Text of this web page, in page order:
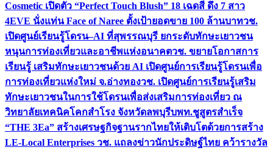
Cosmetic เปิดตัว “Perfect Touch Blush” 18 เฉดสี ดึง 7 สาว
4EVE นั่งแท่น Face of Naree ตั้งเป้ายอดขาย 100 ล้านบาทวช.
เปิดศูนย์เรียนรู้โดรน–AI ที่สุพรรณบุรี ยกระดับทักษะเยาวชน
หนุนการท่องเที่ยวและอาชีพแห่งอนาคตวช. ขยายโอกาสการ
เรียนรู้ เสริมทักษะเยาวชนด้วย AI เปิดศูนย์การเรียนรู้โดรนเพื่อ
การท่องเที่ยวแห่งใหม่ จ.อ่างทองวช. เปิดศูนย์การเรียนรู้เสริม
ทักษะเยาวชนในการใช้โดรนเพื่อส่งเสริมการท่องเที่ยว ณ
วิทยาลัยเทคนิคโคกสำโรง จังหวัดลพบุรีบพท.ชูสูตรสำเร็จ
“THE 3Ea” สร้างเศรษฐกิจฐานรากไทยให้เติบโตด้วยการสร้าง
LE-Local Enterprises วช. แถลงข่าวนักประดิษฐ์ไทย คว้ารางวัล